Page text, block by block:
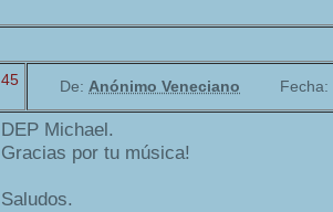
45 De: Anónimo Veneciano Fecha:
DEP Michael.
Gracias por tu música!
Saludos.